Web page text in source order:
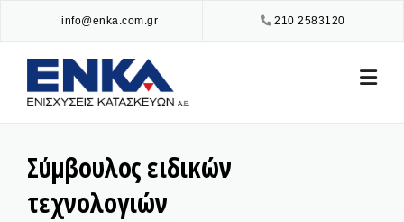
content
210 2583120
info@enka.com.gr
Σύμβουλος ειδικών
τεχνολογιών